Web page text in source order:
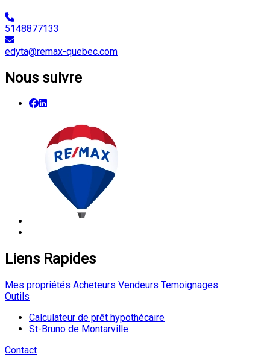
5148877133
edyta@remax-quebec.com
Nous suivre
Liens Rapides
Mes propriétés Acheteurs Vendeurs Temoignages
Outils
Calculateur de prêt hypothécaire
St-Bruno de Montarville
Contact